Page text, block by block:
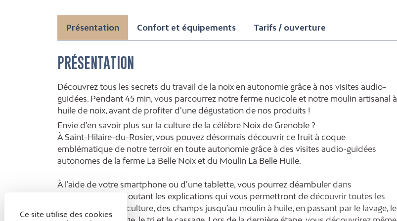
Présentation Confort et équipements Tarifs / ouverture
PRÉSENTATION
Découvrez tous les secrets du travail de la noix en autonomie grâce à nos visites audio-
guidées. Pendant 45 min, vous parcourrez notre ferme nucicole et notre moulin artisanal à
huile de noix, avant de profiter d'une dégustation de nos produits !
Envie d’en savoir plus sur la culture de la célèbre Noix de Grenoble ?
À Saint-Hilaire-du-Rosier, vous pouvez désormais découvrir ce fruit à coque
emblématique de notre terroir en toute autonomie grâce à des visites audio-guidées
autonomes de la ferme La Belle Noix et du Moulin La Belle Huile.
À l’aide de votre smartphone ou d'une tablette, vous pourrez déambuler dans
l’exploitation en écoutant les explications qui vous permettront de découvrir toutes les
facettes de la nuciculture, des champs jusqu’au moulin à huile, en passant par le lavage, le
Ce site utilise des cookies